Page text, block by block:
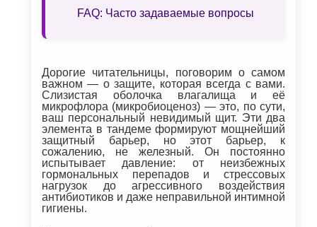
FAQ: Часто задаваемые вопросы
Дорогие читательницы, поговорим о самом
важном — о защите, которая всегда с вами.
Слизистая оболочка влагалища и её
микрофлора (микробиоценоз) — это, по сути,
ваш персональный невидимый щит. Эти два
элемента в тандеме формируют мощнейший
защитный барьер, но этот барьер, к
сожалению, не железный. Он постоянно
испытывает давление: от неизбежных
гормональных перепадов и стрессовых
нагрузок до агрессивного воздействия
антибиотиков и даже неправильной интимной
гигиены.